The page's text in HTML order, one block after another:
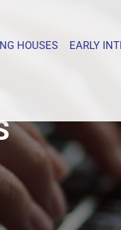
HOUSES EARLY